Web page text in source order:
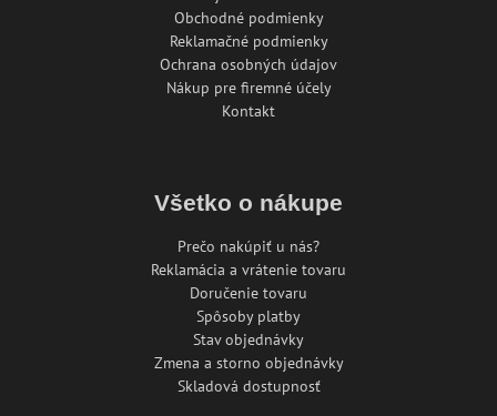
Obchodné podmienky
Reklamačné podmienky
Ochrana osobných údajov
Nákup pre firemné účely
Kontakt
Všetko o nákupe
Prečo nakúpiť u nás?
Reklamácia a vrátenie tovaru
Doručenie tovaru
Spôsoby platby
Stav objednávky
Zmena a storno objednávky
Skladová dostupnosť